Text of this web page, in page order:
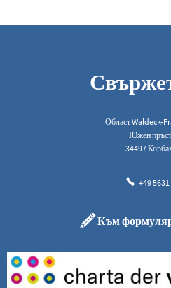
Област Waldeck-
Южен
34497
+49
Към